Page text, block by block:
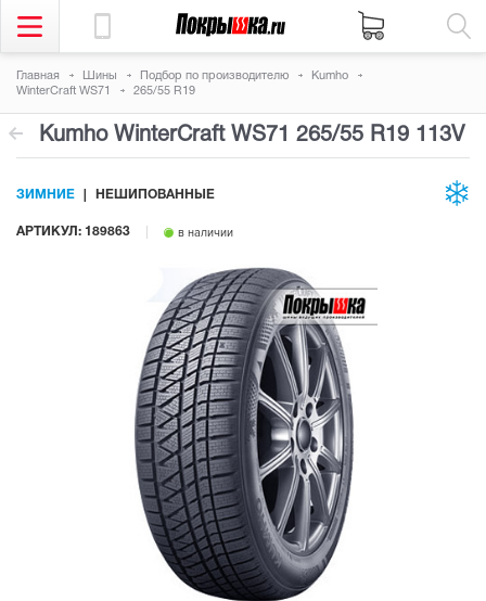
Главная Шины Подбор по производителю
Kumho
WinterCraft WS71
265/55 R19
Kumho WinterCraft WS71 265/55 R19 113V
АРТИКУЛ: 189863 в наличии
ЗИМНИЕ НЕШИПОВАННЫЕ